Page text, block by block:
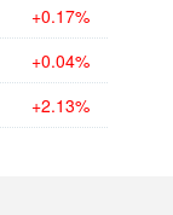
+0.17%
+0.04%
+2.13%